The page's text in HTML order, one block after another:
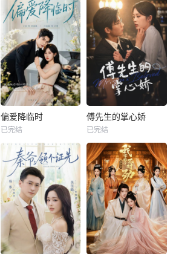
偏爱降临时
已完结
傅先生的掌心娇
已完结